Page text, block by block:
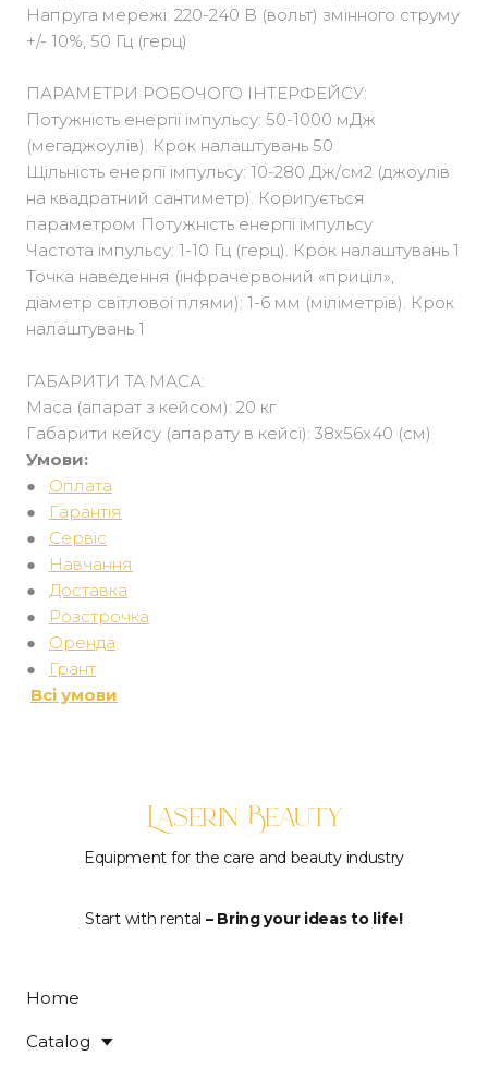
Напруга мережі: 220-240 В (вольт) змінного струму
+/- 10%, 50 Гц (герц)
ПАРАМЕТРИ РОБОЧОГО ІНТЕРФЕЙСУ:
Потужність енергії імпульсу: 50-1000 мДж
(мегаджоулів). Крок налаштувань 50
Щільність енергії імпульсу: 10-280 Дж/см2 (джоулів
на квадратний сантиметр). Коригується
параметром Потужність енергії імпульсу
Частота імпульсу: 1-10 Гц (герц). Крок налаштувань 1
Точка наведення (інфрачервоний «приціл»,
діаметр світлової плями): 1-6 мм (міліметрів). Крок
налаштувань 1
ГАБАРИТИ ТА МАСА:
Маса (апарат з кейсом): 20 кг
Габарити кейсу (апарату в кейсі): 38х56х40 (см)
Умови:
● Оплата
●
Гарантія
● Сервіс
●
Навчання
●
Доставка
●
Розстрочка
● Оренда
●
Грант
Всі умови
Laserin Beauty
Equipment for the care and beauty industry
Start with rental – Bring your ideas to life!
Home
Catalog